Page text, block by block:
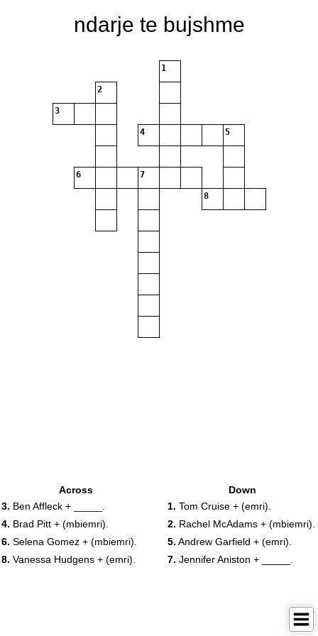
ndarje te bujshme
1
2
3
4 5
6 7
8
Across
3. Ben Affleck + _____.
4. Brad Pitt + (mbiemri).
6. Selena Gomez + (mbiemri).
8. Vanessa Hudgens + (emri).
Down
1. Tom Cruise + (emri).
2. Rachel McAdams + (mbiemri).
5. Andrew Garfield + (emri).
7. Jennifer Aniston + _____.